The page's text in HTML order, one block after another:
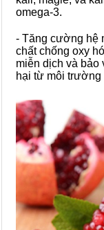
omega-3.
- Tăng cường hệ
chất chống oxy
miễn dịch và bảo
hại từ môi trường